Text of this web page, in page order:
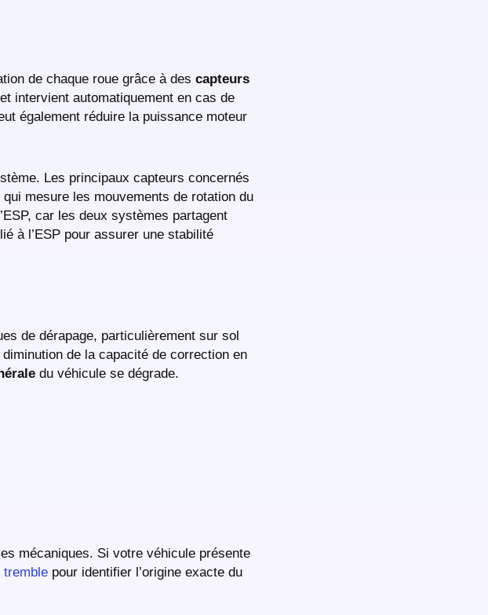
de chaque roue grâce à des capteurs
intervient automatiquement en cas de
également réduire la puissance moteur
Les principaux capteurs concernés
mesure les mouvements de rotation du
car les deux systèmes partagent
à l’ESP pour assurer une stabilité
de dérapage, particulièrement sur sol
de la capacité de correction en
du véhicule se dégrade.
mécaniques. Si votre véhicule présente
tremble pour identifier l’origine exacte du